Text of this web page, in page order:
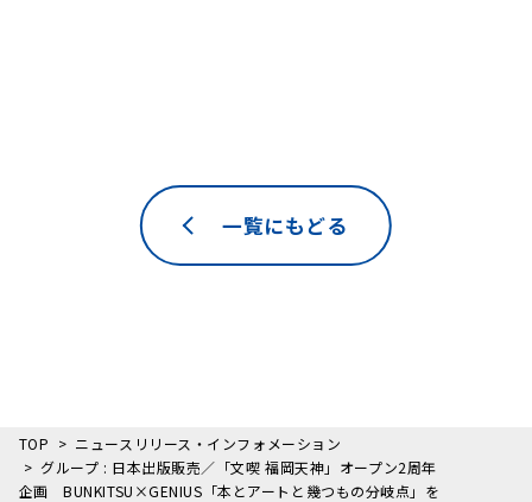
一覧にもどる
TOP
ニュースリリース・インフォメーション
グループ : 日本出版販売／「文喫 福岡天神」オープン2周年
企画 BUNKITSU×GENIUS「本とアートと幾つもの分岐点」を